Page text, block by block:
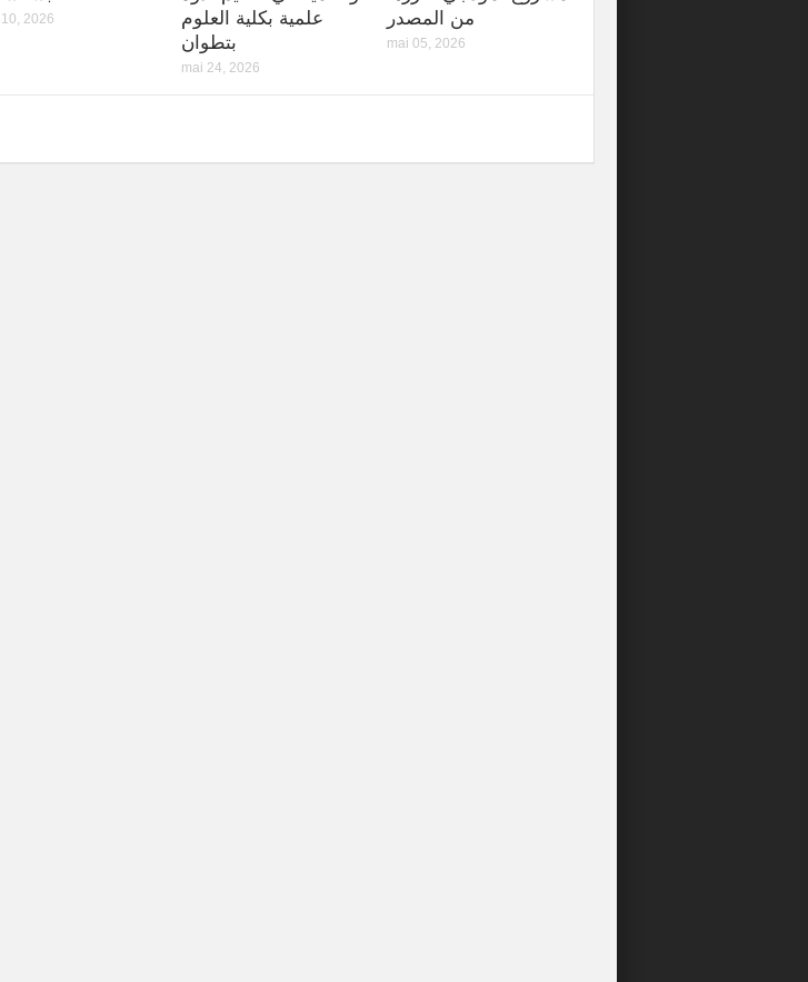
2026
علمية بكلية العلوم
بتطوان
mai 24, 2026
من المصدر
mai 05, 2026